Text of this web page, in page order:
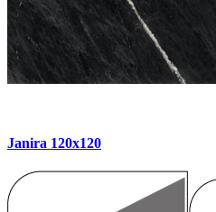
Janira 120x120